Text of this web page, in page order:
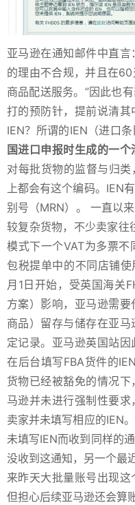
亚马逊在通知邮件中直
的理由不合规，并且在
商品配送服务。”因此也
打的预防针，提前说清
IEN？所谓的IEN（进口条
国进口申报时生成的一个
对每批货物的监督与归
上都会有这个编码。IEN
别号（MRN）。 一直以
较复杂货物，不少卖家往
模式下一个VAT为多票
包税提单中的不同店铺
月1日开始，受英国海关
方案）影响，亚马逊需
商品）留存与储存在亚
定记录。亚马逊英国站
在后台填写FBA货件的
货物已经被豁免的情况
马逊并未进行强制性要
卖家并未填写相应的IEN
未填写IEN而收到同样的
没收到这通知，另一个最
来昨天大批量账号出现这
但担心后续亚马逊还会算